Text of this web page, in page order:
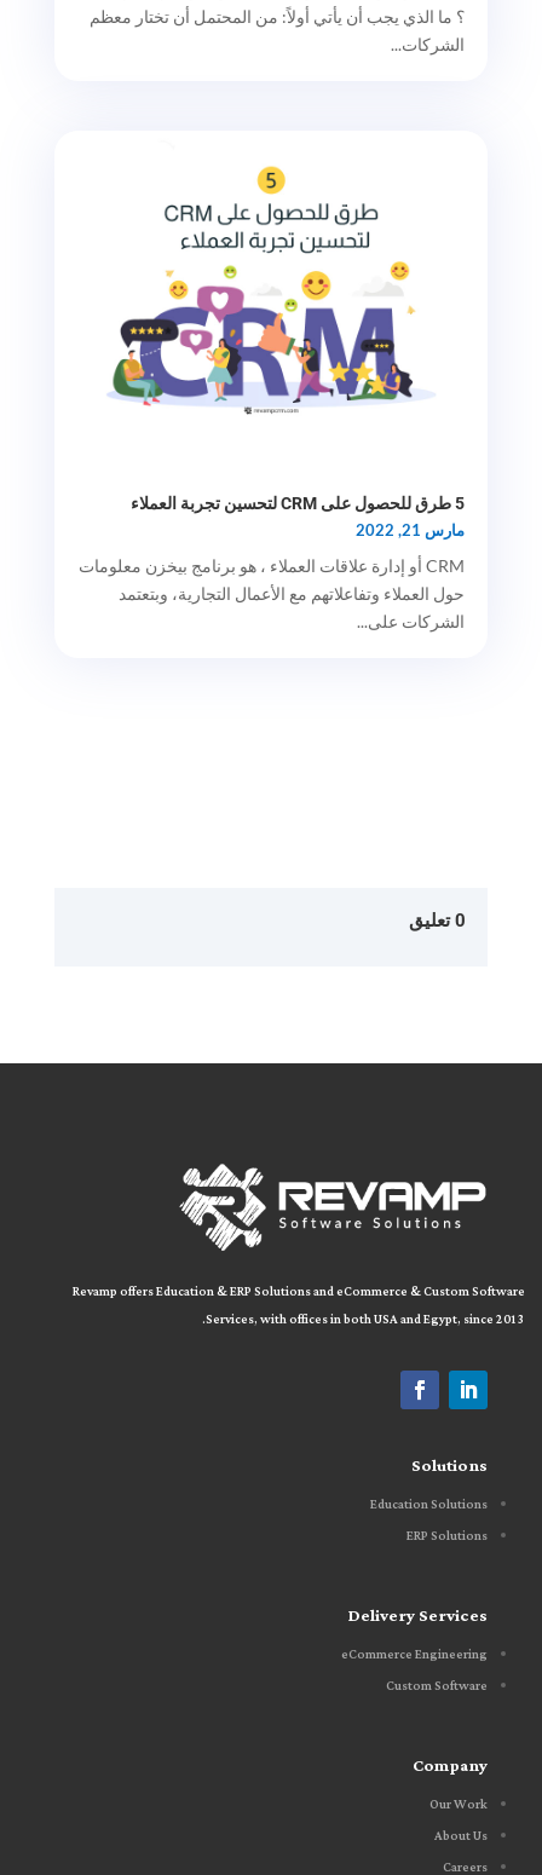
؟ ما الذي يجب أن يأتي أولاً: من المحتمل أن تختار معظم
الشركات...
5 طرق للحصول على CRM لتحسين تجربة العملاء
مارس 21, 2022
CRM أو إدارة علاقات العملاء ، هو برنامج بيخزن معلومات
حول العملاء وتفاعلاتهم مع الأعمال التجارية، وبتعتمد
الشركات على...
0 تعليق
Revamp offers Education & ERP Solutions and eCommerce & Custom Software
Services, with offices in bothUSA and Egypt, since 2013.
Solutions
Education Solutions
ERP Solutions
Delivery Services
eCommerce Engineering
Custom Software
Company
Our Work
About Us
Careers